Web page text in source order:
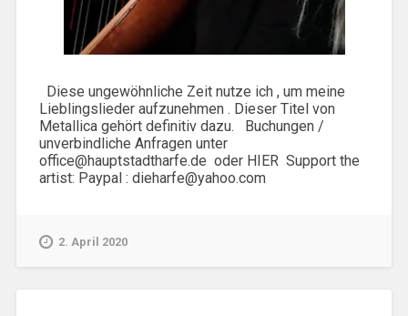
Diese ungewöhnliche Zeit nutze ich , um meine
Lieblingslieder aufzunehmen . Dieser Titel von
Metallica gehört definitiv dazu. Buchungen /
unverbindliche Anfragen unter
office@hauptstadtharfe.de oder HIER Support the
artist: Paypal : dieharfe@yahoo.com
2. April 2020